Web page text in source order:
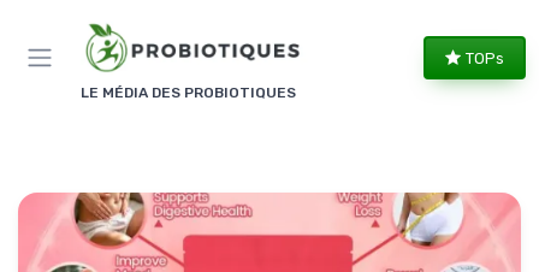
LE MÉDIA DES PROBIOTIQUES
TOPs